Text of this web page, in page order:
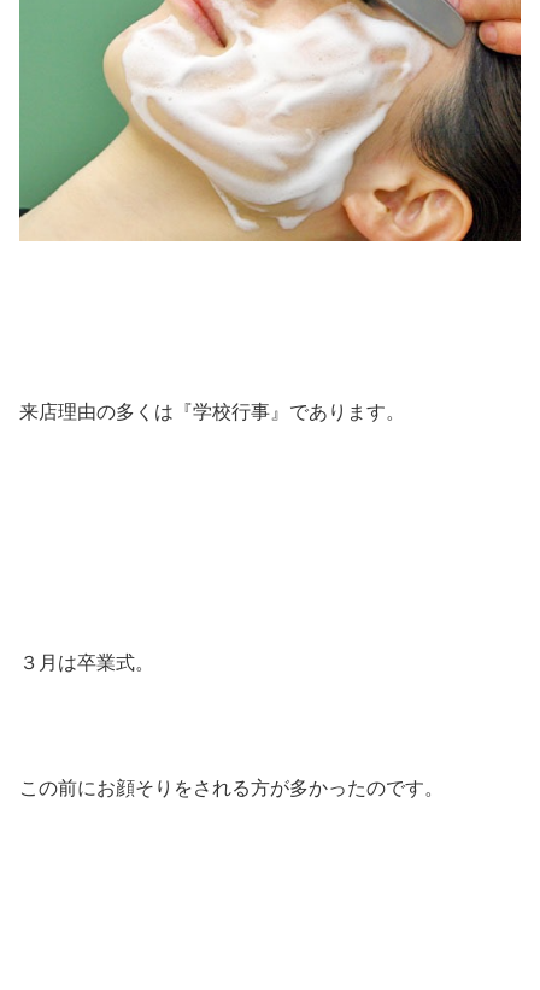
来店理由の多くは『学校行事』であります。
３月は卒業式。
この前にお顔そりをされる方が多かったのです。